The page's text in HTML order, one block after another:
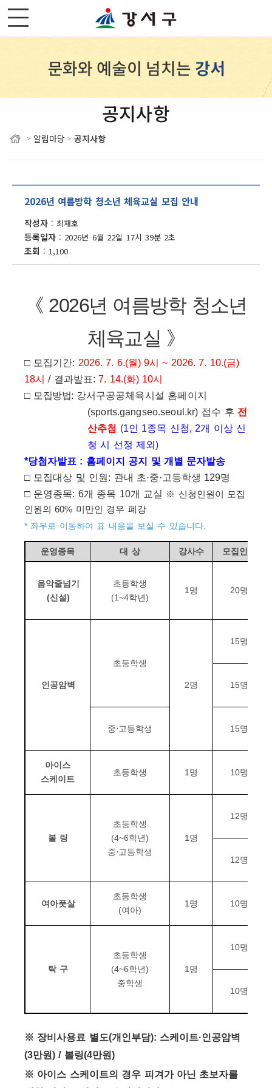
공지사항
> 알림마당 > 공지사항
2026년 여름방학 청소년 체육교실 모집 안내
작성자 최재호
등록일자 2026년 6월 22일 17시 39분 2초
조회 1,100
《 2026년 여름방학 청소년
체육교실 》
□ 모집기간: 2026. 7. 6.(월) 9시~ 2026. 7. 10.(금)
18시/ 결과발표:7. 14.(화) 10시
□ 모집방법: 강서구공공체육시설 홈페이지
(sports.gangseo.seoul.kr) 접수 후 전
산추첨 (1인 1종목 신청, 2개 이상 신
청 시 선정 제외)
*당첨자발표 : 홈페이지 공지 및 개별 문자발송
□ 모집대상 및 인원 : 관내 초·중·고등학생 129명
□ 운영종목: 6개 종목 10개 교실 ※ 신청인원이 모집
인원의60% 미만인 경우 폐강
운영종목 대 상 강사수 모집인원
음악줄넘기
(신설)
초등학생
(1~4학년)
1명 20명
인공암벽
초등학생
2명
15명
15명
중⋅고등학생 15명
아이스
스케이트
초등학생 1명 10명
볼 링
초등학생
(4~6학년)
중⋅고등학생
1명
12명
12명
여아풋살
초등학생
(여아)
1명 10명
탁 구
초등학생
(4~6학년)
중학생
1명
10명
10명
※ 장비사용료 별도(개인부담): 스케이트·인공암벽
(3만원) / 볼링(4만원)
※ 아이스 스케이트의 경우 피겨가 아닌 초보자를